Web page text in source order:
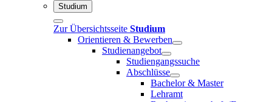
Studium
Zur Übersichtsseite Studium
Orientieren & Bewerben
Studienangebot
Studiengangssuche
Abschlüsse
Bachelor & Master
Lehramt